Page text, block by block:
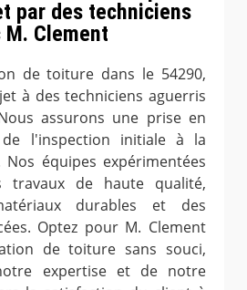
par des techniciens
Clement
de toiture dans le 54290,
à des techniciens aguerris
assurons une prise en
l'inspection initiale à la
équipes expérimentées
travaux de haute qualité,
durables et des
Optez pour M. Clement
de toiture sans souci,
expertise et de notre